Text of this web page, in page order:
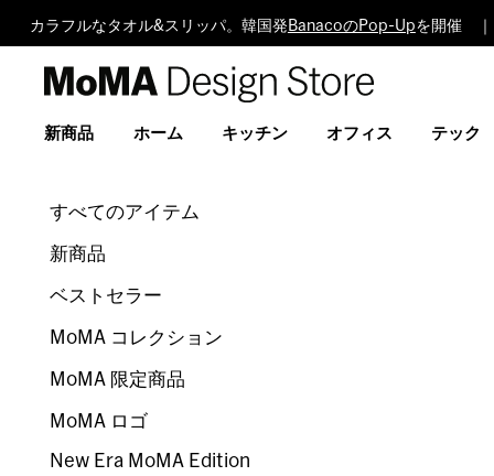
カラフルなタオル&スリッパ。韓国発 BanacoのPop-Upを開催
Design
新商品 ホーム キッチン オフィス テック
すべてのアイテム
新商品
ベストセラー
MoMA コレクション
MoMA 限定商品
MoMA ロゴ
New Era MoMA Edition